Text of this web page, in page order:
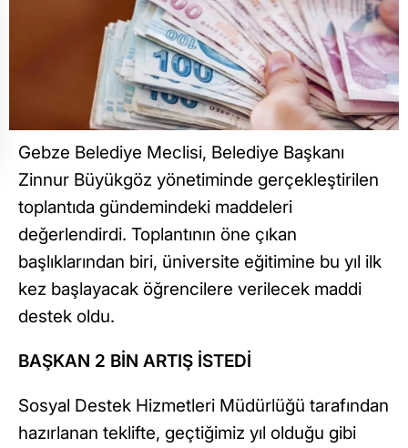
Gebze Belediye Meclisi, Belediye Başkanı
Zinnur Büyükgöz yönetiminde gerçekleştirilen
toplantıda gündemindeki maddeleri
değerlendirdi. Toplantının öne çıkan
başlıklarından biri, üniversite eğitimine bu yıl ilk
kez başlayacak öğrencilere verilecek maddi
destek oldu.
BAŞKAN 2 BİN ARTIŞ İSTEDİ
Sosyal Destek Hizmetleri Müdürlüğü tarafından
hazırlanan teklifte, geçtiğimiz yıl olduğu gibi